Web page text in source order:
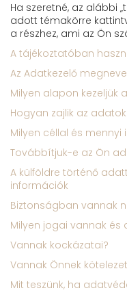
Ha szeretné, az alábbi
adott témakörre
a részhez, ami az Ön
A tájékoztatóban
Az Adatkezelő
Milyen alapon kezeljük
Hogyan zajlik az
Milyen céllal és mennyi
Továbbítjuk-e az Ön
A külföldre történő
információk
Biztonságban vannak
Milyen jogai vannak
Vannak kockázatai?
Vannak Önnek
Mit teszünk, ha